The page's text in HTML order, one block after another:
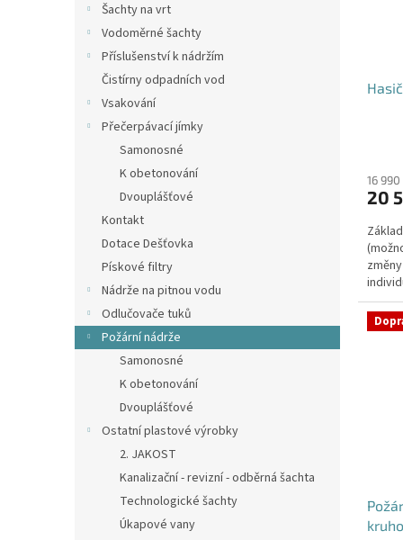
Šachty na vrt
Vodoměrné šachty
Příslušenství k nádržím
Čistírny odpadních vod
Vsakování
Přečerpávací jímky
Samonosné
K obetonování
Dvouplášťové
Kontakt
Dotace Dešťovka
Pískové filtry
Nádrže na pitnou vodu
Odlučovače tuků
Požární nádrže
Samonosné
K obetonování
Dvouplášťové
Ostatní plastové výrobky
2. JAKOST
Kanalizační - revizní - odběrná šachta
Technologické šachty
Úkapové vany
je
z
5
16
20